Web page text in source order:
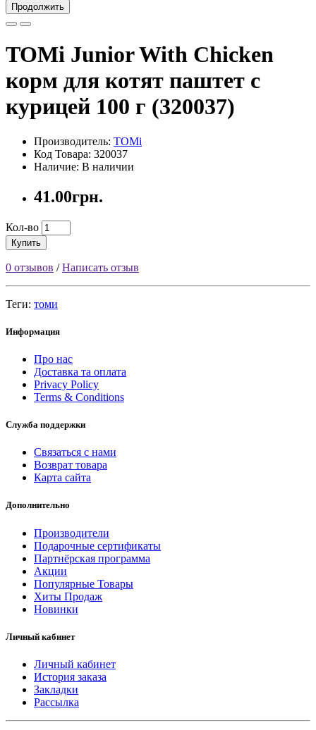
Продолжить
TOMi Junior With Chicken
корм для котят паштет с
курицей 100 г (320037)
Производитель: TOMi
Код Товара: 320037
Наличие: В наличии
41.00грн.
Кол-во
Купить
0 отзывов /Написать отзыв
Теги: томи
Информация
Про нас
Доставка та оплата
Privacy Policy
Terms & Conditions
Служба поддержки
Связаться с нами
Возврат товара
Карта сайта
Дополнительно
Производители
Подарочные сертификаты
Партнёрская программа
Акции
Популярные Товары
Хиты Продаж
Новинки
Личный кабинет
Личный кабинет
История заказа
Закладки
Рассылка